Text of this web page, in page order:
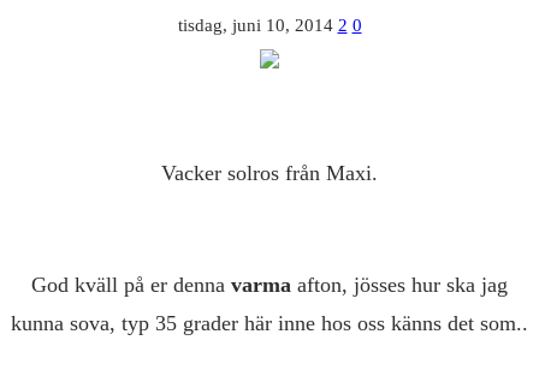
tisdag, juni 10, 2014 2 0
Vacker solros från Maxi.
God kväll på er denna varma afton, jösses hur ska jag
kunna sova, typ 35 grader här inne hos oss känns det som..